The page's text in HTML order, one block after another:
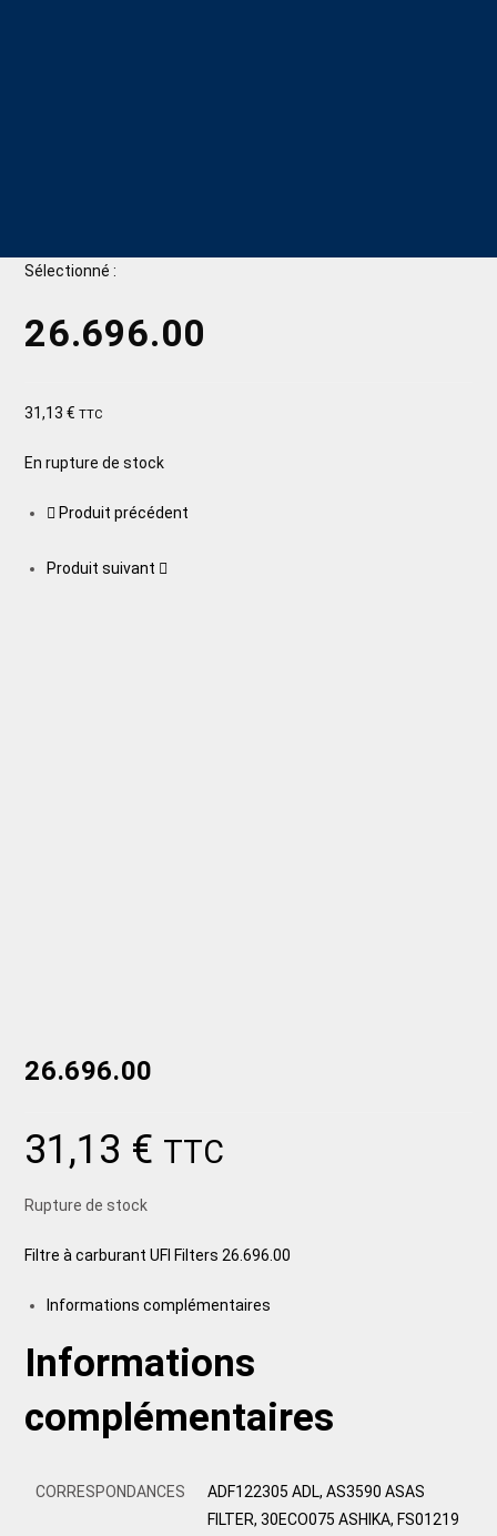
Sélectionné :
26.696.00
31,13€ TTC
En rupture de stock
Produit précédent
Produit suivant
26.696.00
31,13 € TTC
Rupture de stock
Filtre à carburant UFI Filters 26.696.00
Informations complémentaires
Informations
complémentaires
CORRESPONDANCES
ADF122305 ADL, AS3590 ASAS
FILTER, 30ECO075 ASHIKA, FS01219